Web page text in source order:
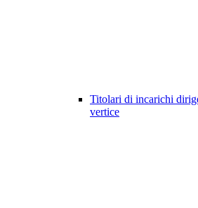
Titolari di incarichi
vertice